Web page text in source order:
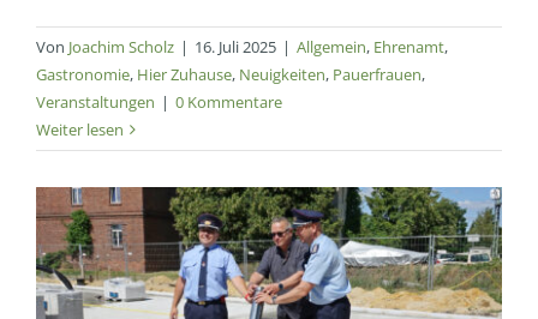
Von Joachim Scholz | 16. Juli 2025 | Allgemein, Ehrenamt,
Gastronomie, Hier Zuhause, Neuigkeiten, Pauerfrauen,
Veranstaltungen | 0 Kommentare
Weiter lesen